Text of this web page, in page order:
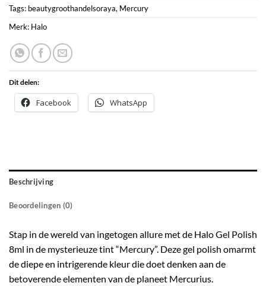
Tags: beautygroothandelsoraya, Mercury
Merk: Halo
Dit delen:
Facebook WhatsApp
Beschrijving
Beoordelingen (0)
Stap in de wereld van ingetogen allure met de Halo Gel Polish
8ml in de mysterieuze tint “Mercury”. Deze gel polish omarmt
de diepe en intrigerende kleur die doet denken aan de
betoverende elementen van de planeet Mercurius.